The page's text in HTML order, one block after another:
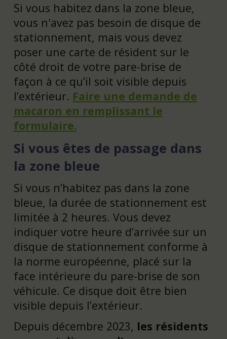
Si vous habitez dans la zone bleue,
vous n'avez pas besoin de disque de
stationnement, mais vous devez
poser une carte de résident sur le
côté droit de votre pare-brise de
façon à ce qu’il soit visible depuis
l’extérieur. Faire une demande de
macaron en remplissant le
formulaire.
Si vous êtes de passage dans
la zone bleue
Si vous n’habitez pas dans la zone
bleue, la durée de stationnement est
limitée à 2 heures. Vous devez
indiquer votre heure d’arrivée sur un
disque de stationnement conforme à
la norme européenne, placé sur la
face intérieure du pare-brise de son
véhicule. Ce disque doit être bien
visible depuis l’extérieur.
Depuis décembre 2023, les résidents